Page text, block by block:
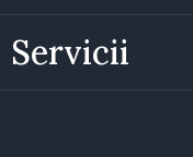
Servicii